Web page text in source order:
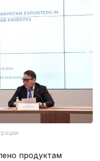
продуктам